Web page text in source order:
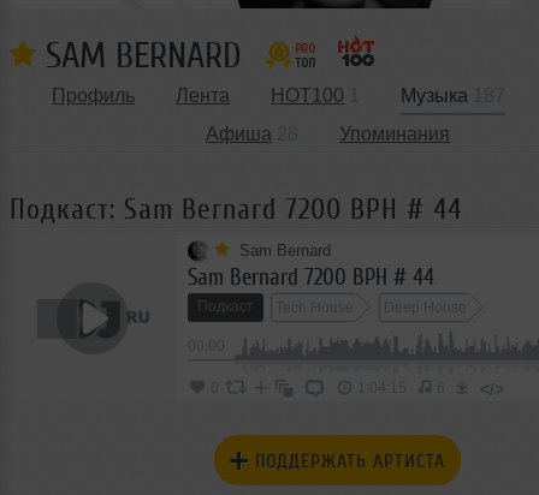
SAM BERNARD
Профиль Лента HOT100 Музыка
Афиша
Упоминания
Подкаст: Sam Bernard 7200 BPH # 44
Sam Bernard
Sam Bernard 7200 BPH # 44
Подкаст Tech House Deep House
1:04:15 6 </>
ПОДДЕРЖАТЬ АРТИСТА